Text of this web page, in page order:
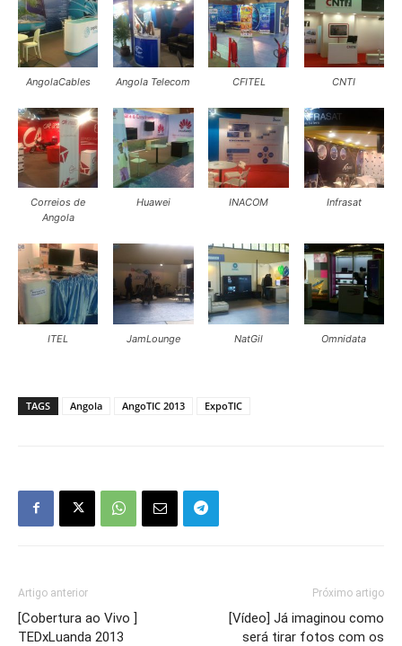
AngolaCables Angola Telecom CFITEL CNTI
Correios de
Angola
Huawei INACOM Infrasat
ITEL JamLounge NatGil Omnidata
TAGS Angola AngoTIC 2013 ExpoTIC
Artigo anterior
[Cobertura ao Vivo ]
TEDxLuanda 2013
Próximo artigo
[Vídeo] Já imaginou como
será tirar fotos com os